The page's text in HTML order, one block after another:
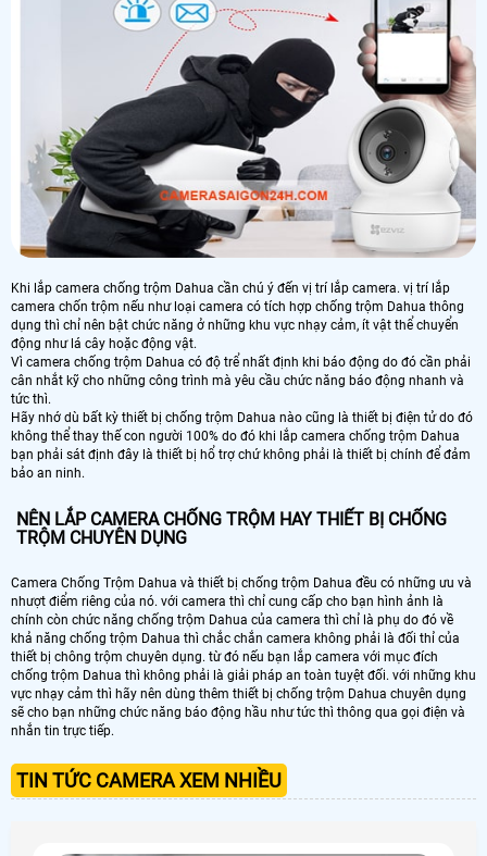
Khi lắp camera chống trộm Dahua cần chú ý đến vị trí lắp camera. vị trí lắp
camera chốn trộm nếu như loại camera có tích hợp chống trộm Dahua thông
dụng thì chỉ nên bật chức năng ở những khu vực nhạy cảm, ít vật thể chuyển
động như lá cây hoặc động vật.
Vì camera chống trộm Dahua có độ trể nhất định khi báo động do đó cần phải
cân nhắt kỹ cho những công trình mà yêu cầu chức năng báo động nhanh và
tức thì.
Hãy nhớ dù bất kỳ thiết bị chống trộm Dahua nào cũng là thiết bị điện tử do đó
không thể thay thế con người 100% do đó khi lắp camera chống trộm Dahua
bạn phải sát định đây là thiết bị hổ trợ chứ không phải là thiết bị chính để đảm
bảo an ninh.
NÊN LẮP CAMERA CHỐNG TRỘM HAY THIẾT BỊ CHỐNG
TRỘM CHUYÊN DỤNG
Camera Chống Trộm Dahua và thiết bị chống trộm Dahua đều có những ưu và
nhượt điểm riêng của nó. với camera thì chỉ cung cấp cho bạn hình ảnh là
chính còn chức năng chống trộm Dahua của camera thì chỉ là phụ do đó về
khả năng chống trộm Dahua thì chắc chắn camera không phải là đối thỉ của
thiết bị chông trộm chuyên dụng. từ đó nếu bạn lắp camera với mục đích
chống trộm Dahua thì không phải là giải pháp an toàn tuyệt đối. với những khu
vực nhạy cảm thì hãy nên dùng thêm thiết bị chống trộm Dahua chuyên dụng
sẽ cho bạn những chức năng báo động hầu như tức thì thông qua gọi điện và
nhắn tin trực tiếp.
TIN TỨC CAMERA XEM NHIỀU